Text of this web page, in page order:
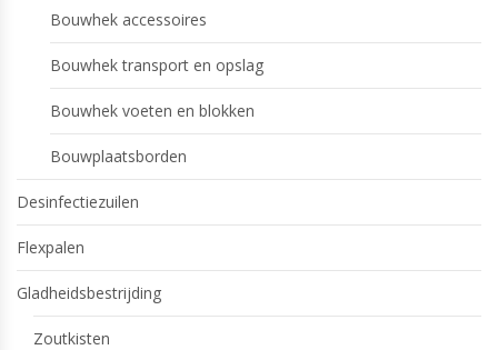
Bouwhek accessoires
Bouwhek transport en opslag
Bouwhek voeten en blokken
Bouwplaatsborden
Desinfectiezuilen
Flexpalen
Gladheidsbestrijding
Zoutkisten